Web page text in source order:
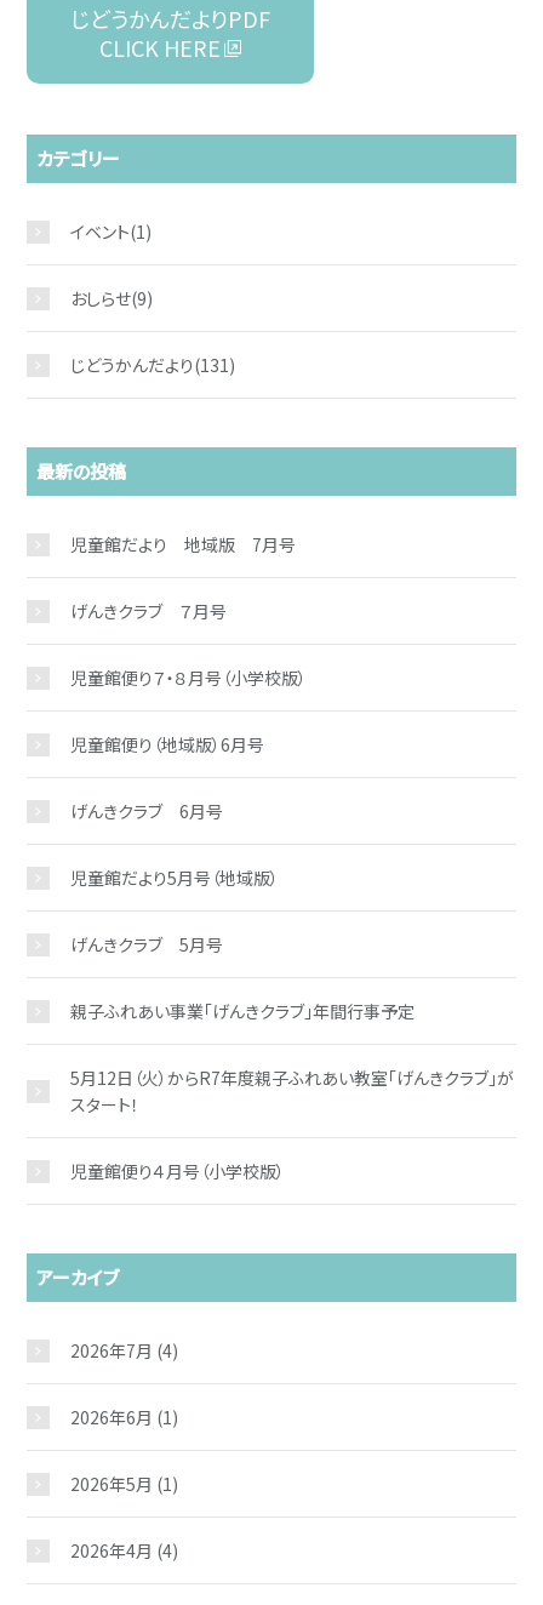
お問い合わせ
じどうかんだよりPDF
CLICK HERE
カテゴリー
イベント(1)
おしらせ(9)
じどうかんだより(131)
最新の投稿
児童館だより 地域版 7月号
げんきクラブ ７月号
児童館便り７・８月号（小学校版）
児童館便り（地域版）6月号
げんきクラブ 6月号
児童館だより5月号（地域版）
げんきクラブ 5月号
親子ふれあい事業「げんきクラブ」年間行事予定
5月12日（火）からR7年度親子ふれあい教室「げんきクラブ」が
スタート！
児童館便り４月号（小学校版）
アーカイブ
2026年7月 (4)
2026年6月 (1)
2026年5月 (1)
2026年4月 (4)